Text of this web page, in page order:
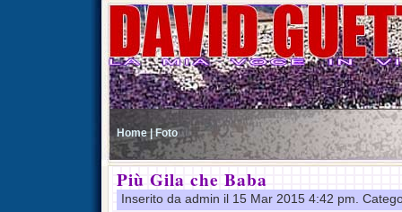
Home | Foto
Più Gila che Baba
Inserito da admin il 15 Mar 2015 4:42 pm.